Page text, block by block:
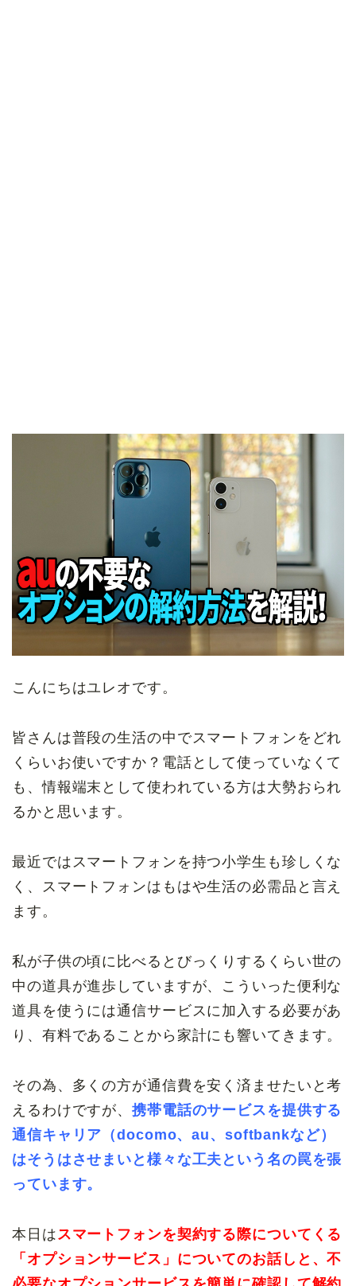
こんにちはユレオです。
皆さんは普段の生活の中でスマートフォンをどれ
くらいお使いですか？電話として使っていなくて
も、情報端末として使われている方は大勢おられ
るかと思います。
最近ではスマートフォンを持つ小学生も珍しくな
く、スマートフォンはもはや生活の必需品と言え
ます。
私が子供の頃に比べるとびっくりするくらい世の
中の道具が進歩していますが、こういった便利な
道具を使うには通信サービスに加入する必要があ
り、有料であることから家計にも響いてきます。
その為、多くの方が通信費を安く済ませたいと考
えるわけですが、携帯電話のサービスを提供する
通信キャリア（docomo、au、softbankなど）
はそうはさせまいと様々な工夫という名の罠を張
っています。
本日は スマートフォンを契約する際についてくる
「オプションサービス」についてのお話しと、不